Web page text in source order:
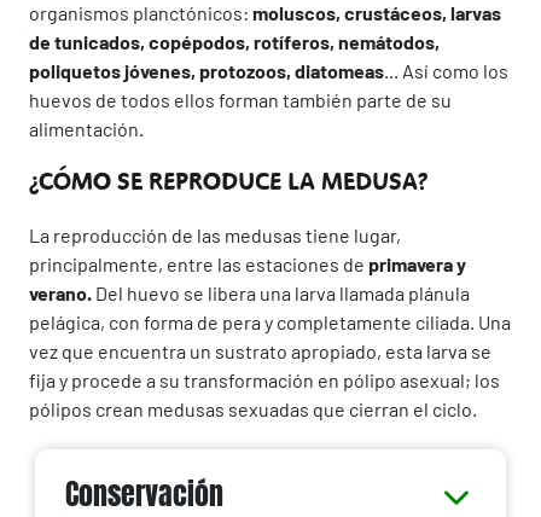
organismos planctónicos: moluscos, crustáceos, larvas
de tunicados, copépodos, rotíferos, nemátodos,
poliquetos jóvenes, protozoos, diatomeas... Así como los
huevos de todos ellos forman también parte de su
alimentación.
¿CÓMO SE REPRODUCE LA MEDUSA?
La reproducción de las medusas tiene lugar,
principalmente, entre las estaciones de primavera y
verano. Del huevo se libera una larva llamada plánula
pelágica, con forma de pera y completamente ciliada. Una
vez que encuentra un sustrato apropiado, esta larva se
fija y procede a su transformación en pólipo asexual; los
pólipos crean medusas sexuadas que cierran el ciclo.
Conservación